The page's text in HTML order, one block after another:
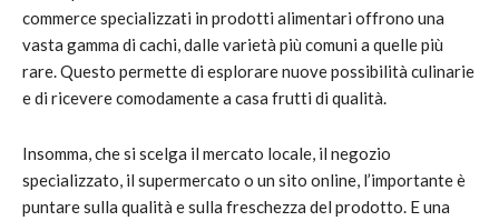
commerce specializzati in prodotti alimentari offrono una
vasta gamma di cachi, dalle varietà più comuni a quelle più
rare. Questo permette di esplorare nuove possibilità culinarie
e di ricevere comodamente a casa frutti di qualità.
Insomma, che si scelga il mercato locale, il negozio
specializzato, il supermercato o un sito online, l’importante è
puntare sulla qualità e sulla freschezza del prodotto. E una